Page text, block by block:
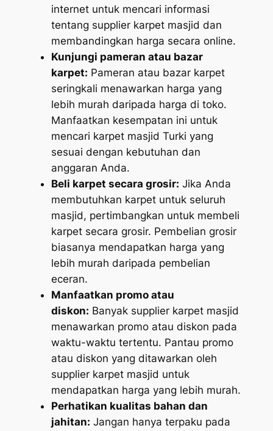
internet untuk mencari informasi
tentang supplier karpet masjid dan
membandingkan harga secara online.
Kunjungi pameran atau bazar
karpet: Pameran atau bazar karpet
seringkali menawarkan harga yang
lebih murah daripada harga di toko.
Manfaatkan kesempatan ini untuk
mencari karpet masjid Turki yang
sesuai dengan kebutuhan dan
anggaran Anda.
Beli karpet secara grosir: Jika Anda
membutuhkan karpet untuk seluruh
masjid, pertimbangkan untuk membeli
karpet secara grosir. Pembelian grosir
biasanya mendapatkan harga yang
lebih murah daripada pembelian
eceran.
Manfaatkan promo atau
diskon: Banyak supplier karpet masjid
menawarkan promo atau diskon pada
waktu-waktu tertentu. Pantau promo
atau diskon yang ditawarkan oleh
supplier karpet masjid untuk
mendapatkan harga yang lebih murah.
Perhatikan kualitas bahan dan
jahitan: Jangan hanya terpaku pada